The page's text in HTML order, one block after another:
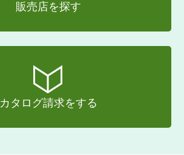
販売店を探す
カタログ請求をする